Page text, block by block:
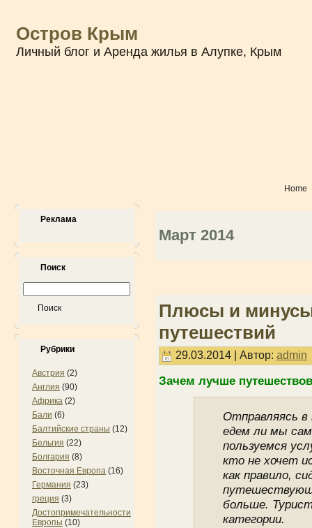
Остров Крым
Личный блог и Аренда жилья в Алупке, Крым
Home
Реклама
Поиск
Рубрики
Австрия (2)
Англия (90)
Африка (2)
Бали (6)
Балтийские страны (12)
Бельгия (22)
Болгария (8)
Восточная Европа (16)
Германия (23)
греция (3)
Достопримечательности
Европы (10)
Март 2014
Плюсы и
путешествий
29.03.2014 | Автор: admin
Зачем лучше
Отправляясь
едем ли мы
пользуемся
кто не хочет
как правило,
больше.
категории.